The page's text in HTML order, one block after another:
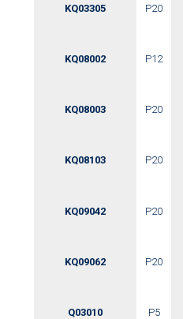
KQ03305 P20
KQ08002 P12
KQ08003 P20
KQ08103 P20
KQ09042 P20
KQ09062 P20
Q03010 P5